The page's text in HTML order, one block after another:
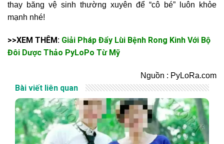
thay băng vệ sinh thường xuyên để “cô bé” luôn khỏe
mạnh nhé!
>>XEM THÊM: Giải Pháp Đẩy Lùi Bệnh Rong Kinh Với Bộ
Đôi Dược Thảo PyLoPo Từ Mỹ
Nguồn : PyLoRa.com
Bài viết liên quan